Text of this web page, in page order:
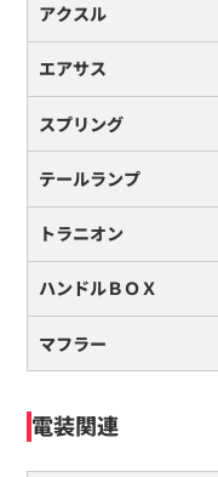
アクスル
エアサス
スプリング
テールランプ
トラニオン
ハンドルＢＯＸ
マフラー
電装関連